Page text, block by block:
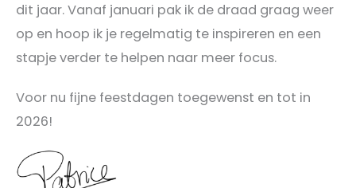
dit jaar. Vanaf januari pak ik de draad graag weer
op en hoop ik je regelmatig te inspireren en een
stapje verder te helpen naar meer focus.
Voor nu fijne feestdagen toegewenst en tot in
2026!